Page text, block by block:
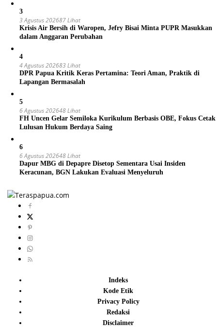
3
3 Agustus 202687 Lihat
Krisis Air Bersih di Waropen, Jefry Bisai Minta PUPR Masukkan
dalam Anggaran Perubahan
4
4 Agustus 202683 Lihat
DPR Papua Kritik Keras Pertamina: Teori Aman, Praktik di
Lapangan Bermasalah
5
6 Agustus 202648 Lihat
FH Uncen Gelar Semiloka Kurikulum Berbasis OBE, Fokus Cetak
Lulusan Hukum Berdaya Saing
6
6 Agustus 202648 Lihat
Dapur MBG di Depapre Disetop Sementara Usai Insiden
Keracunan, BGN Lakukan Evaluasi Menyeluruh
Indeks
Kode Etik
Privacy Policy
Redaksi
Disclaimer